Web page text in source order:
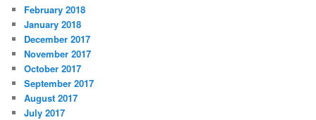
February 2018
January 2018
December 2017
November 2017
October 2017
September 2017
August 2017
July 2017